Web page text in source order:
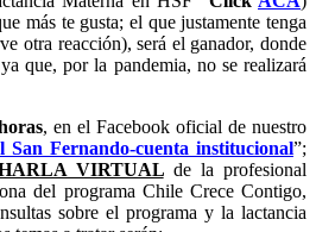
más te gusta; el que justamente tenga
otra reacción), será el ganador, donde
que, por la pandemia, no se realizará
, en el Facebook oficial de nuestro
San Fernando-cuenta institucional”;
VIRTUAL de la profesional
del programa Chile Crece Contigo,
sobre el programa y la lactancia